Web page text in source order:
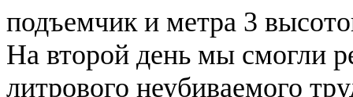
подъемчик и метра 3
На второй день мы смогли
литрового неубиваемого